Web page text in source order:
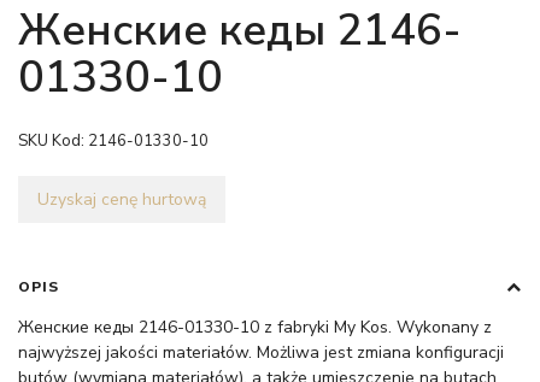
Женские кеды 2146-
01330-10
SKU Kod: 2146-01330-10
Uzyskaj cenę hurtową
OPIS
Женские кеды 2146-01330-10 z fabryki My Kos. Wykonany z
najwyższej jakości materiałów. Możliwa jest zmiana konfiguracji